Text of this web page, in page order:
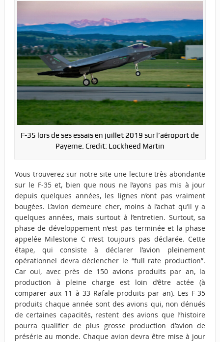
F-35 lors de ses essais en juillet 2019 sur l’aéroport de
Payerne. Credit: Lockheed Martin
Vous trouverez sur notre site une lecture très abondante
sur le F-35 et, bien que nous ne l’ayons pas mis à jour
depuis quelques années, les lignes n’ont pas vraiment
bougées. L’avion demeure cher, moins à l’achat qu’il y a
quelques années, mais surtout à l’entretien. Surtout, sa
phase de développement n’est pas terminée et la phase
appelée Milestone C n’est toujours pas déclarée. Cette
étape, qui consiste à déclarer l’avion pleinement
opérationnel devra déclencher le “full rate production”.
Car oui, avec près de 150 avions produits par an, la
production à pleine charge est loin d’être actée (à
comparer aux 11 à 33 Rafale produits par an). Les F-35
produits chaque année sont des avions qui, non dénués
de certaines capacités, restent des avions que l’histoire
pourra qualifier de plus grosse production d’avion de
présérie au monde. Chaque avion devra être mise à jour